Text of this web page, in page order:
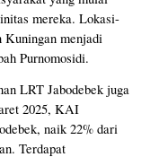
mereka. Lokasi-
menjadi
Purnomosidi.
LRT Jabodebek juga
2025, KAI
naik 22% dari
Terdapat